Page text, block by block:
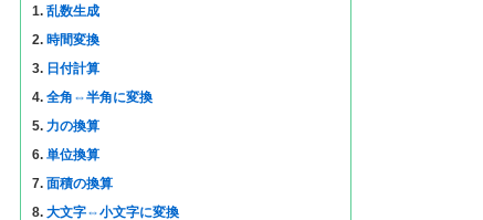
1. 乱数生成
2. 時間変換
3. 日付計算
4. 全角⇔半角に変換
5. 力の換算
6. 単位換算
7. 面積の換算
8. 大文字⇔小文字に変換